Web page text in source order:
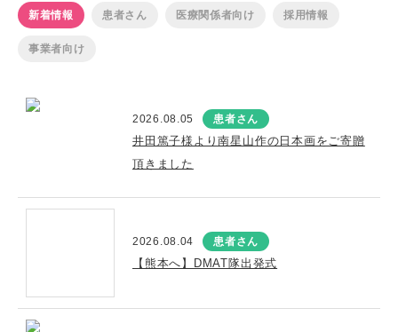
新着情報 患者さん 医療関係者向け 採用情報
事業者向け
2026.08.05 患者さん
井田篤子様より南星山作の日本画をご寄贈
頂きました
2026.08.04 患者さん
【熊本へ】DMAT隊出発式